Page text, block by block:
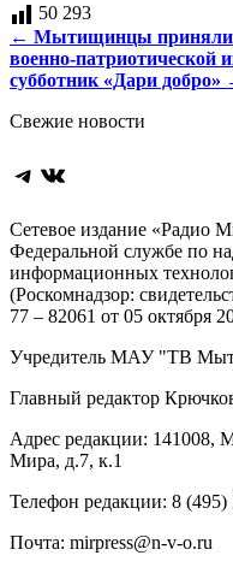
50 293
Навигация
по
← Мытищинцы приняли
военно-патриотической
субботник «Дари добро»
Свежие новости
Telegram
ВКонтакте
Сетевое издание «Радио
Федеральной службе по
информационных
(Роскомнадзор:
77 – 82061 от 05 октября
Учредитель МАУ "ТВ
Главный редактор
Адрес редакции: 141008,
Мира, д.7, к.1
Телефон редакции: 8
Почта: mirpress@n-v-o.ru